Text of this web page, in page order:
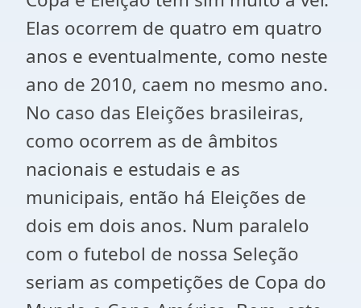
Elas ocorrem de quatro em quatro
anos e eventualmente, como neste
ano de 2010, caem no mesmo ano.
No caso das Eleições brasileiras,
como ocorrem as de âmbitos
nacionais e estudais e as
municipais, então há Eleições de
dois em dois anos. Num paralelo
com o futebol de nossa Seleção
seriam as competições de Copa do